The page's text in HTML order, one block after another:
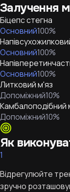
Залучення
Біцепс стегна
Основний100%
Основний100%
Основний100%
Литковий м'яз
Допоміжний10%
Камбалоподібний
Допоміжний10%
Як
1
Відрегулюйте
зручно